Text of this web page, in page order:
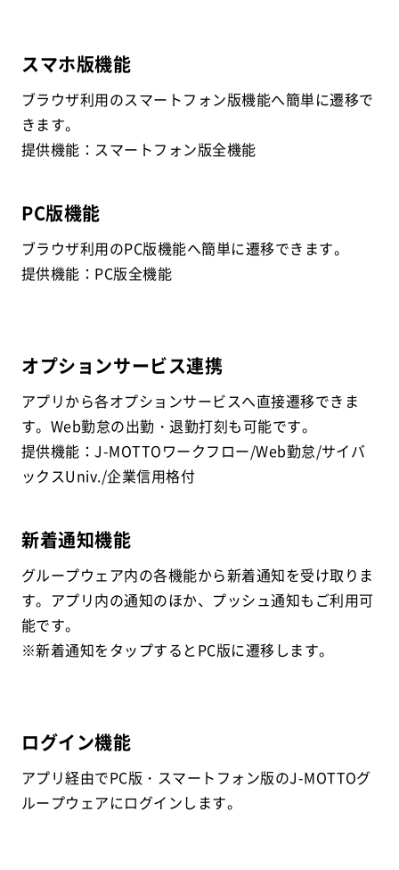
スマホ版機能
ブラウザ利用のスマートフォン版機能へ簡単に遷移で
きます。
提供機能：スマートフォン版全機能
PC版機能
ブラウザ利用のPC版機能へ簡単に遷移できます。
提供機能：PC版全機能
オプションサービス連携
アプリから各オプションサービスへ直接遷移できま
す。Web勤怠の出勤・退勤打刻も可能です。
提供機能：J-MOTTOワークフロー/Web勤怠/サイバ
ックスUniv./企業信用格付
新着通知機能
グループウェア内の各機能から新着通知を受け取りま
す。アプリ内の通知のほか、プッシュ通知もご利用可
能です。
※新着通知をタップするとPC版に遷移します。
ログイン機能
アプリ経由でPC版・スマートフォン版のJ-MOTTOグ
ループウェアにログインします。